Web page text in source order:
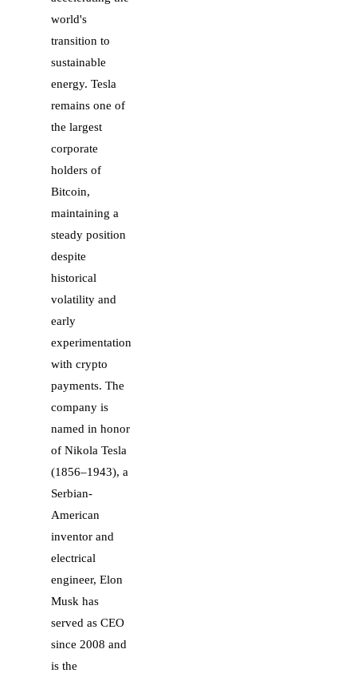
world's
transition to
sustainable
energy. Tesla
remains one of
the largest
corporate
holders of
Bitcoin,
maintaining a
steady position
despite
historical
volatility and
early
experimentation
with crypto
payments. The
company is
named in honor
of Nikola Tesla
(1856–1943), a
Serbian-
American
inventor and
electrical
engineer, Elon
Musk has
served as CEO
since 2008 and
is the